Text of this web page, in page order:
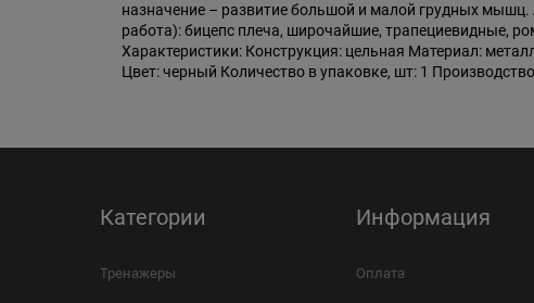
назначение – развитие большой и малой грудных мышц.
работа): бицепс плеча, широчайшие, трапециевидные,
Характеристики: Конструкция: цельная Материал:
Цвет: черный Количество в упаковке, шт: 1
Категории
Тренажеры
Информация
Оплата